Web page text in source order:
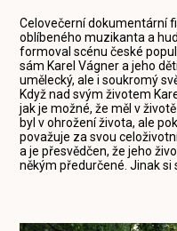
Celovečerní dokumentární
oblíbeného muzikanta a
formoval scénu české
sám Karel Vágner a jeho
umělecký, ale i soukromý
Když nad svým životem
jak je možné, že měl v
byl v ohrožení života, ale
považuje za svou
a je přesvědčen, že jeho
někým předurčené. Jinak si